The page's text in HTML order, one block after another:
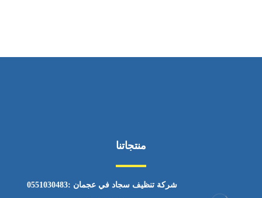
منتجاتنا
شركة تنظيف سجاد في عجمان :0551030483